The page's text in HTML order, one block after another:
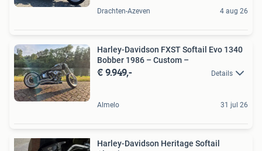
Drachten-Azeven 4 aug 26
Harley-Davidson FXST Softail Evo 1340
Bobber 1986 – Custom –
€ 9.949,- Details
Almelo 31 jul 26
Harley-Davidson Heritage Softail